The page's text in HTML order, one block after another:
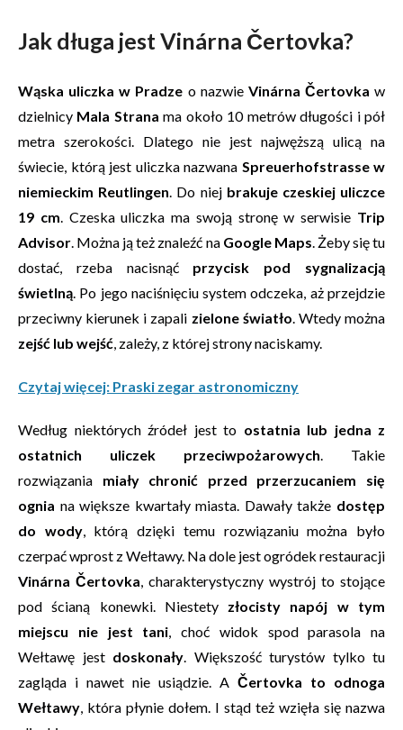
Jak długa jest Vinárna Čertovka?
Wąska uliczka w Pradze o nazwie Vinárna Čertovka w
dzielnicy Mala Strana ma około 10 metrów długości i pół
metra szerokości. Dlatego nie jest najwęższą ulicą na
świecie, którą jest uliczka nazwana Spreuerhofstrasse w
niemieckim Reutlingen. Do niej brakuje czeskiej uliczce
19 cm. Czeska uliczka ma swoją stronę w serwisie Trip
Advisor. Można ją też znaleźć na Google Maps. Żeby się tu
dostać, rzeba nacisnąć przycisk pod sygnalizacją
świetlną. Po jego naciśnięciu system odczeka, aż przejdzie
przeciwny kierunek i zapali zielone światło. Wtedy można
zejść lub wejść, zależy, z której strony naciskamy.
Czytaj więcej: Praski zegar astronomiczny
Według niektórych źródeł jest to ostatnia lub jedna z
ostatnich uliczek przeciwpożarowych. Takie
rozwiązania miały chronić przed przerzucaniem się
ognia na większe kwartały miasta. Dawały także dostęp
do wody, którą dzięki temu rozwiązaniu można było
czerpać wprost z Wełtawy. Na dole jest ogródek restauracji
Vinárna Čertovka, charakterystyczny wystrój to stojące
pod ścianą konewki. Niestety złocisty napój w tym
miejscu nie jest tani, choć widok spod parasola na
Wełtawę jest doskonały. Większość turystów tylko tu
zagląda i nawet nie usiądzie. A Čertovka to odnoga
Wełtawy, która płynie dołem. I stąd też wzięła się nazwa